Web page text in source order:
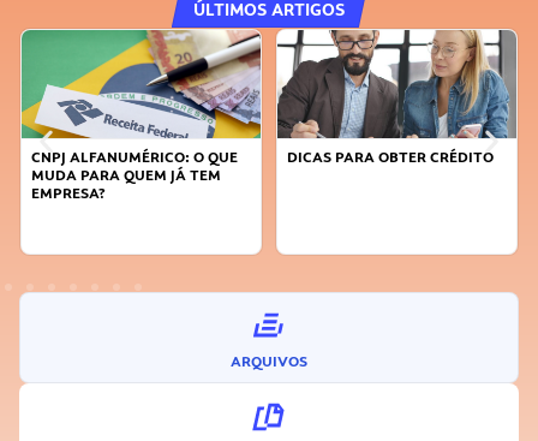
ÚLTIMOS ARTIGOS
DICAS PARA OBTER CRÉDITO
FAÇA A DIFERENÇA: SEJA
ARQUIVOS